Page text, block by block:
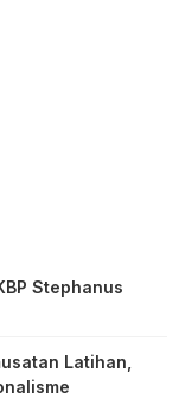
Stephanus
Latihan,